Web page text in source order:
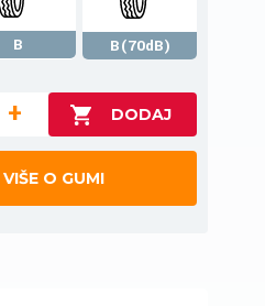
B
B(70dB)
+
O GUMI